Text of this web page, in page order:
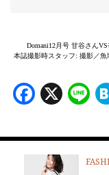
Domani12月号 甘谷さん
本誌撮影時スタッフ: 撮影／
X